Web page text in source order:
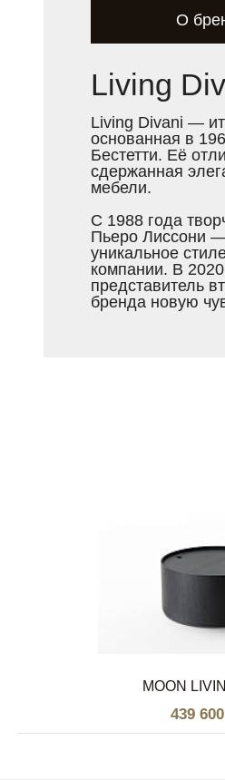
О
Living
Living Divani —
основанная в
Бестетти. Её
сдержанная
мебели.
С 1988 года
Пьеро Лиссони —
уникальное
компании. В
представитель
бренда новую
MOON
439